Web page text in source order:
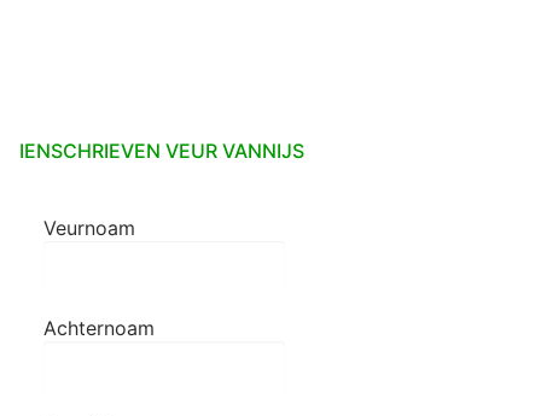
IENSCHRIEVEN VEUR VANNIJS
Veurnoam
Achternoam